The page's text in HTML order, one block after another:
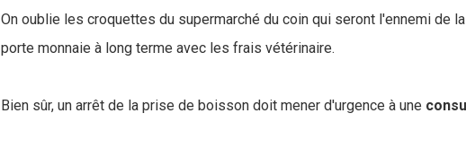
On oublie les croquettes du supermarché du coin qui seront l'ennemi de
porte monnaie à long terme avec les frais vétérinaire.
Bien sûr, un arrêt de la prise de boisson doit mener d'urgence à une